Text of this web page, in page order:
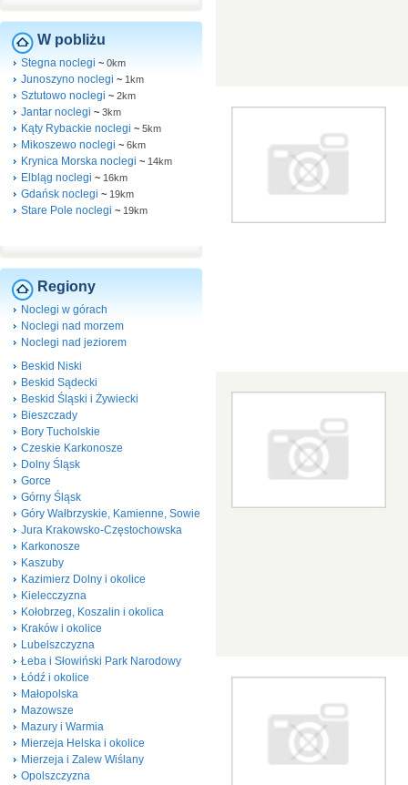
W pobliżu
Stegna noclegi ~ 0km
Junoszyno noclegi ~ 1km
Sztutowo noclegi ~ 2km
Jantar noclegi ~ 3km
Kąty Rybackie noclegi ~ 5km
Mikoszewo noclegi ~ 6km
Krynica Morska noclegi ~ 14km
Elbląg noclegi ~ 16km
Gdańsk noclegi ~ 19km
Stare Pole noclegi ~ 19km
Regiony
Noclegi w górach
Noclegi nad morzem
Noclegi nad jeziorem
Beskid Niski
Beskid Sądecki
Beskid Śląski i Żywiecki
Bieszczady
Bory Tucholskie
Czeskie Karkonosze
Dolny Śląsk
Gorce
Górny Śląsk
Góry Wałbrzyskie, Kamienne, Sowie
Jura Krakowsko-Częstochowska
Karkonosze
Kaszuby
Kazimierz Dolny i okolice
Kielecczyzna
Kołobrzeg, Koszalin i okolica
Kraków i okolice
Lubelszczyzna
Łeba i Słowiński Park Narodowy
Łódź i okolice
Małopolska
Mazowsze
Mazury i Warmia
Mierzeja Helska i okolice
Mierzeja i Zalew Wiślany
Opolszczyzna